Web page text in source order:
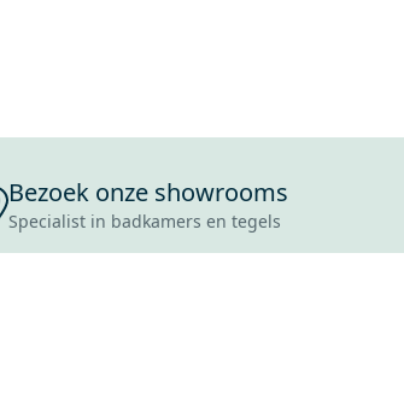
Bezoek onze showrooms
Specialist in badkamers en tegels